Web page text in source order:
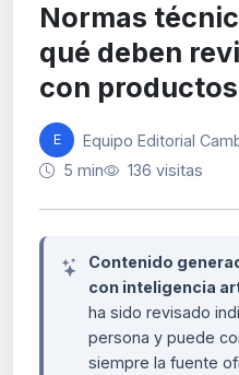
Normas
qué deben
con
E Equipo Editorial
5 min
136 visitas
Contenido
con inteligencia
ha sido revisado
persona y puede
siempre la fuente